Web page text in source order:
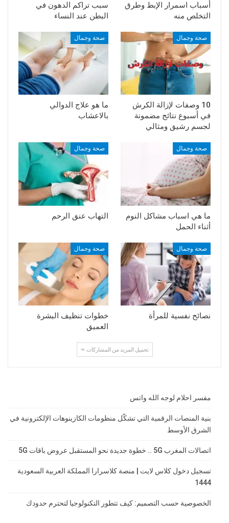
أسباب اسمرار الإبط وطرق
التخلص منه
سبب تراكم الدهون في
البطن عند النساء
صحة وجمال
10 وصفات لإزالة الكرش
في أسبوع نتائج مضمونة
لجسم رشيق ومثالي
صحة وجمال
ما هو علاج الدوالي
بالاعشاب
صحة وجمال
ما هي اسباب مشاكل النوم
أثناء الحمل
صحة وجمال
التهاب عنق الرحم
صحة وجمال
نصائح نفسية للمرأة
صحة وجمال
خطوات تنظيف البشرة
العميق
تحميل المزيد من المشاركات
مفسر احلام لوجه الله واتس
بنية المنصات الرقمية التي تشكّل منظومات الكازينوهات الإلكترونية في
الشرق الأوسط
اتصالات المغرب 5G .. خطوة جديدة نحو المستقبل عروض باقات 5G
تسجيل دخول كلاس لايت | منصة كلاسرارا المملكة العربية السعودية
1444
الخصوصية حسب التصميم: كيف تتطور التكنولوجيا لتحترم حدودك